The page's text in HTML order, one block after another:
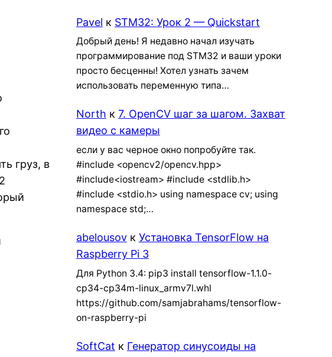
груз, в
Pavel к STM32: Урок 2 — Quickstart
Добрый день! Я недавно начал изучать
программирование под STM32 и ваши уроки
просто бесценны! Хотел узнать зачем
использовать переменную типа…
North к 7. OpenCV шаг за шагом. Захват
видео с камеры
если у вас черное окно попробуйте так.
#include <opencv2/opencv.hpp>
#include<iostream> #include <stdlib.h>
#include <stdio.h> using namespace cv; using
namespace std;…
abelousovк Установка TensorFlow на
Raspberry Pi 3
Для Python 3.4: pip3 install tensorflow-1.1.0-
cp34-cp34m-linux_armv7l.whl
https://github.com/samjabrahams/tensorflow-
on-raspberry-pi
SoftCat к Генератор синусоиды на